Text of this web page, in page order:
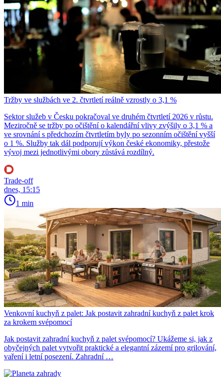
Tržby ve službách ve 2. čtvrtletí reálně vzrostly o 3,1 %
Sektor služeb v Česku pokračoval ve druhém čtvrtletí 2026 v růstu.
Meziročně se tržby po očištění o kalendářní vlivy zvýšily o 3,1 % a
ve srovnání s předchozím čtvrtletím byly po sezonním očištění vyšší
o 1 %. Služby tak dál podporují výkon české ekonomiky, přestože
vývoj mezi jednotlivými obory zůstává rozdílný.
Trade-off
dnes, 15:15
1 min
Venkovní kuchyň z palet: Jak postavit zahradní kuchyň z palet krok
za krokem svépomocí
Jak postavit zahradní kuchyň z palet svépomocí? Ukážeme si, jak z
obyčejných palet vytvořit praktické a elegantní zázemí pro grilování,
vaření i letní posezení. Zahradní …